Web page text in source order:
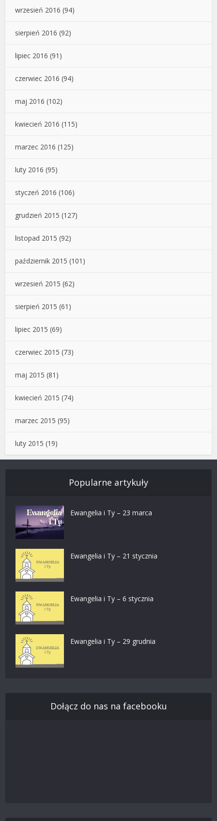
wrzesień 2016 (94)
sierpień 2016 (92)
lipiec 2016 (91)
czerwiec 2016 (94)
maj 2016 (102)
kwiecień 2016 (115)
marzec 2016 (125)
luty 2016 (95)
styczeń 2016 (106)
grudzień 2015 (127)
listopad 2015 (92)
październik 2015 (101)
wrzesień 2015 (62)
sierpień 2015 (61)
lipiec 2015 (69)
czerwiec 2015 (73)
maj 2015 (81)
kwiecień 2015 (74)
marzec 2015 (95)
luty 2015 (19)
Popularne artykuły
Ewangelia i Ty – 23 marca
Ewangelia i Ty – 21 stycznia
Ewangelia i Ty – 6 stycznia
Ewangelia i Ty – 29 grudnia
Dołącz do nas na facebooku